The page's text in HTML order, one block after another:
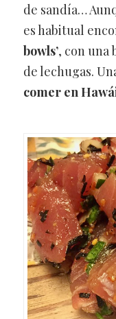
de sandía…
es habitual
bowls’, con una
de lechugas.
comer en